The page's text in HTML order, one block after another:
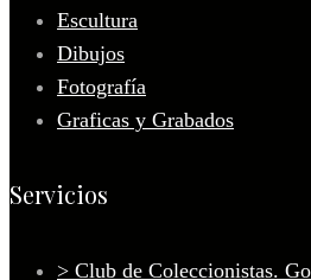
Escultura
Dibujos
Fotografía
Graficas y Grabados
Servicios
> Club de Coleccionistas.